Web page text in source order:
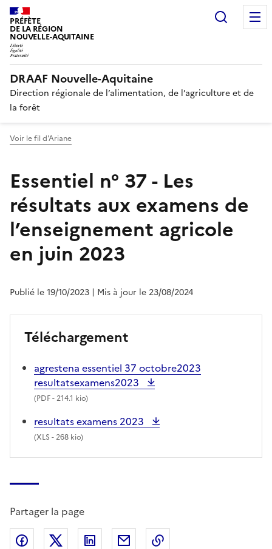
PRÉFÈTE
DE LA RÉGION
NOUVELLE-AQUITAINE
DRAAF Nouvelle-Aquitaine
Direction régionale de l’alimentation, de l’agriculture et de
la forêt
Voir le fil d'Ariane
Essentiel n° 37 - Les
résultats aux examens de
l’enseignement agricole
en juin 2023
Publié le 19/10/2023 | Mis à jour le 23/08/2024
Téléchargement
agrestena essentiel 37 octobre2023
resultatsexamens2023
(PDF- 214.1 kio)
resultats examens 2023
(XLS - 268 kio)
Partager la page
Partager sur Facebook
Partager sur X (anciennement Twitter)
Partager sur LinkedIn
Partager par email